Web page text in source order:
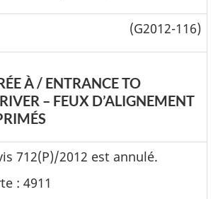
(G2012-116)
À / ENTRANCE TO
– FEUX D’ALIGNEMENT
712(P)/2012 est annulé.
: 4911